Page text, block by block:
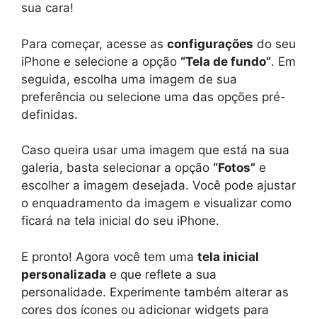
sua cara!
Para começar, acesse as configurações do seu
iPhone e selecione a opção “Tela de fundo”. Em
seguida, escolha uma imagem de sua
preferência ou selecione uma das opções pré-
definidas.
Caso queira usar uma imagem que está na sua
galeria, basta selecionar a opção “Fotos” e
escolher a imagem desejada. Você pode ajustar
o enquadramento da imagem e visualizar como
ficará na tela inicial do seu iPhone.
E pronto! Agora você tem uma tela inicial
personalizada e que reflete a sua
personalidade. Experimente também alterar as
cores dos ícones ou adicionar widgets para